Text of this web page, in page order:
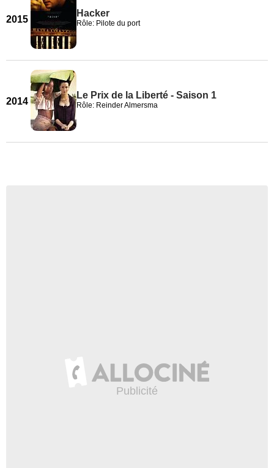
2015
Hacker
Rôle: Pilote du port
2014
Le Prix de la Liberté - Saison 1
Rôle: Reinder Almersma